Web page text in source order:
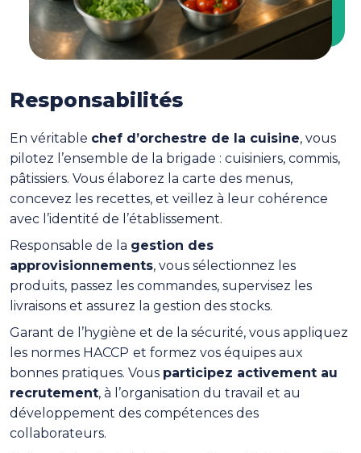
Responsabilités
En véritable chef d’orchestre de la cuisine, vous
pilotez l’ensemble de la brigade : cuisiniers, commis,
pâtissiers. Vous élaborez la carte des menus,
concevez les recettes, et veillez à leur cohérence
avec l’identité de l’établissement.
Responsable de la gestion des
approvisionnements, vous sélectionnez les
produits, passez les commandes, supervisez les
livraisons et assurez la gestion des stocks.
Garant de l’hygiène et de la sécurité, vous appliquez
les normes HACCP et formez vos équipes aux
bonnes pratiques. Vous participez activement au
recrutement, à l’organisation du travail et au
développement des compétences des
collaborateurs.